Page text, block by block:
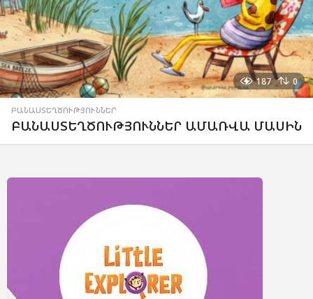
187 0
ԲԱՆԱՍՏԵՂԾՈՒԹՅՈՒՆՆԵՐ
ԲԱՆԱՍՏԵՂԾՈՒԹՅՈՒՆՆԵՐ ԱՄԱՌՎԱ ՄԱՍԻՆ